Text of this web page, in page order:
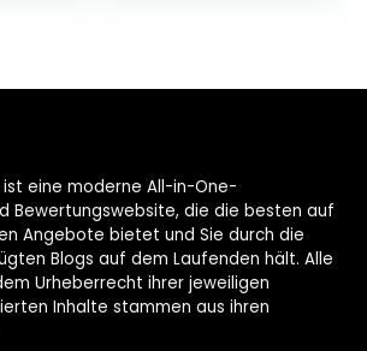
eine moderne All-in-One-
Bewertungswebsite, die die besten auf
Angebote bietet und Sie durch die
Blogs auf dem Laufenden hält. Alle
Urheberrecht ihrer jeweiligen
Inhalte stammen aus ihren